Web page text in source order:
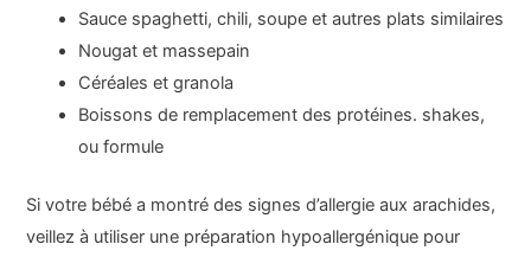
Sauce spaghetti, chili, soupe et autres plats similaires
Nougat et massepain
Céréales et granola
Boissons de remplacement des protéines. shakes,
ou formule
Si votre bébé a montré des signes d’allergie aux arachides,
veillez à utiliser une préparation hypoallergénique pour